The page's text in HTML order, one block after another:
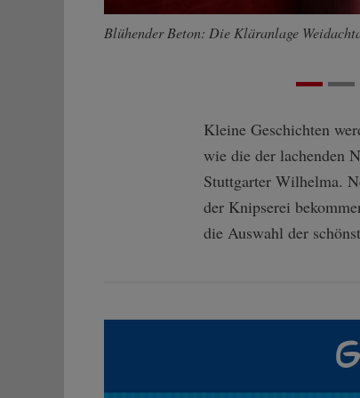
Blühender Beton: Die Kläranlage
Kleine Geschichten
wie die der lachenden
Stuttgarter Wilhelma.
der Knipserei
die Auswahl der